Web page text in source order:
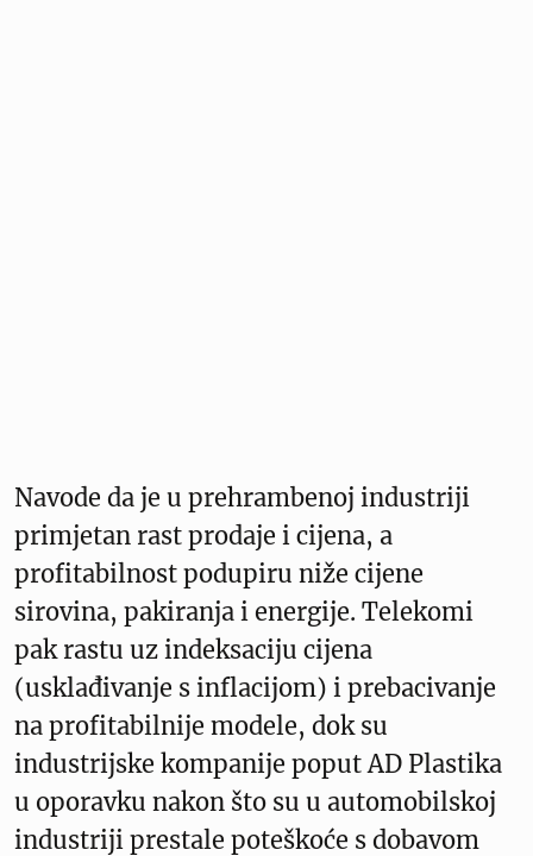
Navode da je u prehrambenoj industriji
primjetan rast prodaje i cijena, a
profitabilnost podupiru niže cijene
sirovina, pakiranja i energije. Telekomi
pak rastu uz indeksaciju cijena
(usklađivanje s inflacijom) i prebacivanje
na profitabilnije modele, dok su
industrijske kompanije poput AD Plastika
u oporavku nakon što su u automobilskoj
industriji prestale poteškoće s dobavom